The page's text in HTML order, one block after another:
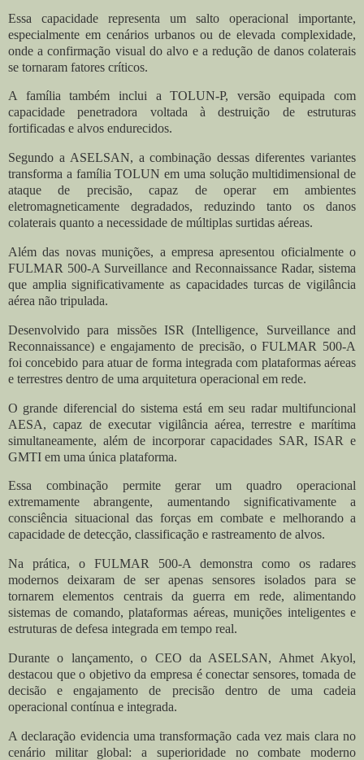
Essa capacidade representa um salto operacional importante,
especialmente em cenários urbanos ou de elevada complexidade,
onde a confirmação visual do alvo e a redução de danos colaterais
se tornaram fatores críticos.
A família também inclui a TOLUN-P, versão equipada com
capacidade penetradora voltada à destruição de estruturas
fortificadas e alvos endurecidos.
Segundo a ASELSAN, a combinação dessas diferentes variantes
transforma a família TOLUN em uma solução multidimensional de
ataque de precisão, capaz de operar em ambientes
eletromagneticamente degradados, reduzindo tanto os danos
colaterais quanto a necessidade de múltiplas surtidas aéreas.
Além das novas munições, a empresa apresentou oficialmente o
FULMAR 500-A Surveillance and Reconnaissance Radar, sistema
que amplia significativamente as capacidades turcas de vigilância
aérea não tripulada.
Desenvolvido para missões ISR (Intelligence, Surveillance and
Reconnaissance) e engajamento de precisão, o FULMAR 500-A
foi concebido para atuar de forma integrada com plataformas aéreas
e terrestres dentro de uma arquitetura operacional em rede.
O grande diferencial do sistema está em seu radar multifuncional
AESA, capaz de executar vigilância aérea, terrestre e marítima
simultaneamente, além de incorporar capacidades SAR, ISAR e
GMTI em uma única plataforma.
Essa combinação permite gerar um quadro operacional
extremamente abrangente, aumentando significativamente a
consciência situacional das forças em combate e melhorando a
capacidade de detecção, classificação e rastreamento de alvos.
Na prática, o FULMAR 500-A demonstra como os radares
modernos deixaram de ser apenas sensores isolados para se
tornarem elementos centrais da guerra em rede, alimentando
sistemas de comando, plataformas aéreas, munições inteligentes e
estruturas de defesa integrada em tempo real.
Durante o lançamento, o CEO da ASELSAN, Ahmet Akyol,
destacou que o objetivo da empresa é conectar sensores, tomada de
decisão e engajamento de precisão dentro de uma cadeia
operacional contínua e integrada.
A declaração evidencia uma transformação cada vez mais clara no
cenário militar global: a superioridade no combate moderno